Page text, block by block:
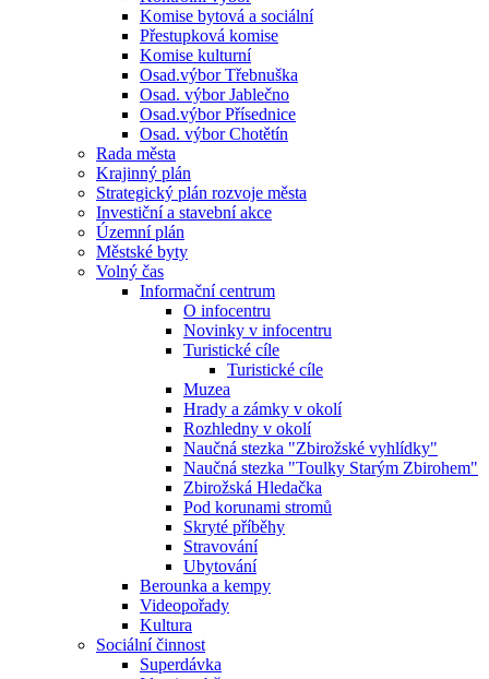
Komise bytová a sociální
Přestupková komise
Komise kulturní
Osad.výbor Třebnuška
Osad. výbor Jablečno
Osad.výbor Přísednice
Osad. výbor Chotětín
Rada města
Krajinný plán
Strategický plán rozvoje města
Investiční a stavební akce
Územní plán
Městské byty
Volný čas
Informační centrum
O infocentru
Novinky v infocentru
Turistické cíle
Turistické cíle
Muzea
Hrady a zámky v okolí
Rozhledny v okolí
Naučná stezka "Zbirožské vyhlídky"
Naučná stezka "Toulky Starým Zbirohem"
Zbirožská Hledačka
Pod korunami stromů
Skryté příběhy
Stravování
Ubytování
Berounka a kempy
Videopořady
Kultura
Sociální činnost
Superdávka